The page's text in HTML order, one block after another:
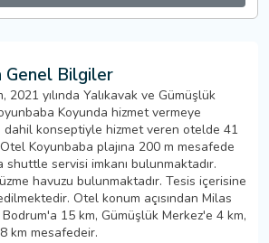
Genel Bilgiler
yılında Yalıkavak ve Gümüşlük
Koyunda hizmet vermeye
dahil konseptiyle hizmet veren otelde 41
Koyunbaba plajına 200 m mesafede
shuttle servisi imkanı bulunmaktadır.
havuzu bulunmaktadır. Tesis içerisine
Otel konum açısından Milas
15 km, Gümüşlük Merkez'e 4 km,
km mesafedeir.